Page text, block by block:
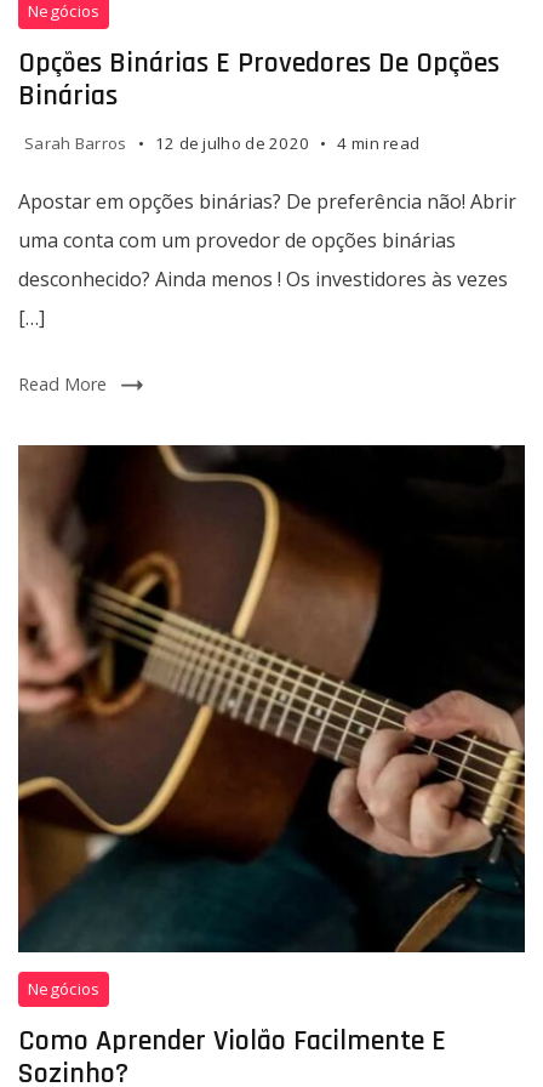
fazer
tratar
as
queimaduras
sol
rapidamente.
binárias
e
provedores
de
opções
Negócios
Opções Binárias E Provedores De Opções
Binárias
Sarah Barros 12 de julho de 2020 4 min read
Apostar em opções binárias? De preferência não! Abrir
uma conta com um provedor de opções binárias
desconhecido? Ainda menos ! Os investidores às vezes
[…]
Read More
Como
aprender
violão
facilmente
Negócios
Como Aprender Violão Facilmente E
Sozinho?